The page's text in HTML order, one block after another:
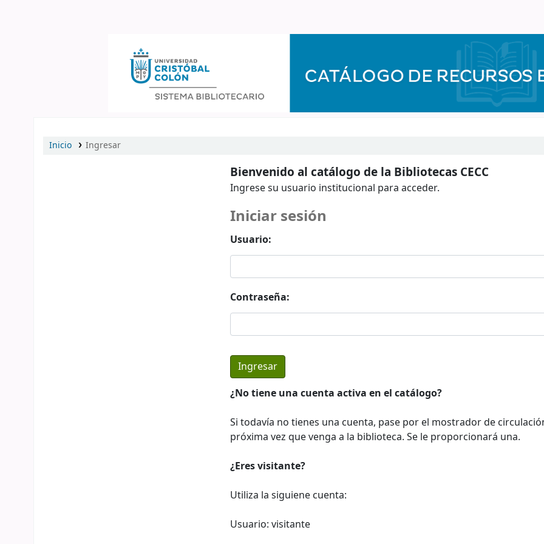
Inicio Ingresar
Bienvenido al catálogo de la Bibliotecas CECC
Ingrese su usuario institucional para acceder.
Iniciar sesión
Usuario:
Contraseña:
¿No tiene una cuenta activa en el catálogo?
Si todavía no tienes una cuenta, pase por el mostrador de
próxima vez que venga a la biblioteca. Se le proporcionará una.
¿Eres visitante?
Utiliza la siguiene cuenta:
Usuario: visitante